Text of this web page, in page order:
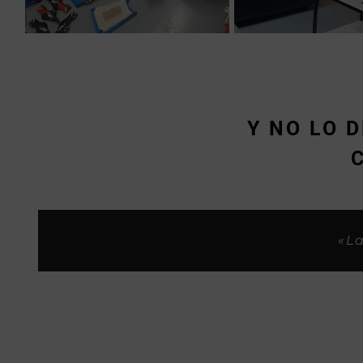
Y NO LO
«Siempre me habeis tratado
«Son